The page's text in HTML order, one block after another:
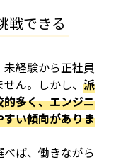
戦できる
経験から正社員
ん。しかし、 派
多く、エンジニ
い傾向がありま
ば、働きながら